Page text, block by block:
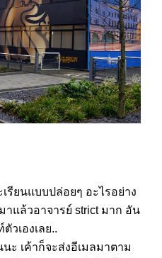
ยนแบบปล่อยๆ อะไรอย่าง
าแล้วอาจารย์ strict มาก อัน
วเองเลย..
ะ เค้าก็จะส่งอีเมลมาตาม